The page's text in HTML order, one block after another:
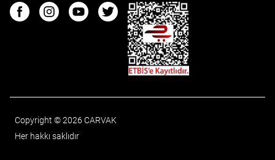
FacebookInstagramYoutubeTwitter
ETBIS
Copyright © 2026 CARVAK
Her hakkı saklıdır